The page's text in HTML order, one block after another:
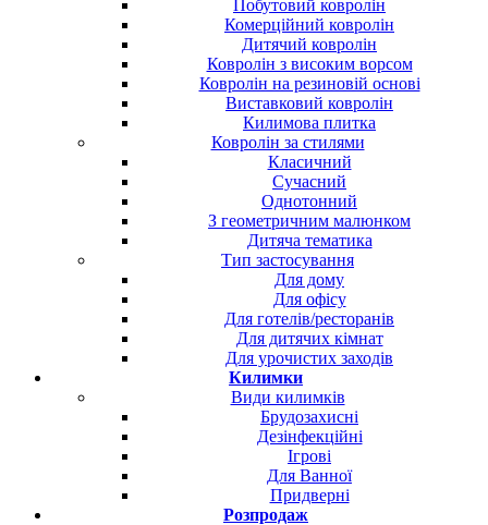
Побутовий ковролін
Комерційний ковролін
Дитячий ковролін
Ковролін з високим ворсом
Ковролін на резиновій основі
Виставковий ковролін
Килимова плитка
Ковролін за стилями
Класичний
Сучасний
Однотонний
З геометричним малюнком
Дитяча тематика
Тип застосування
Для дому
Для офісу
Для готелів/ресторанів
Для дитячих кімнат
Для урочистих заходів
Килимки
Види килимків
Брудозахисні
Дезінфекційні
Ігрові
Для Ванної
Придверні
Розпродаж